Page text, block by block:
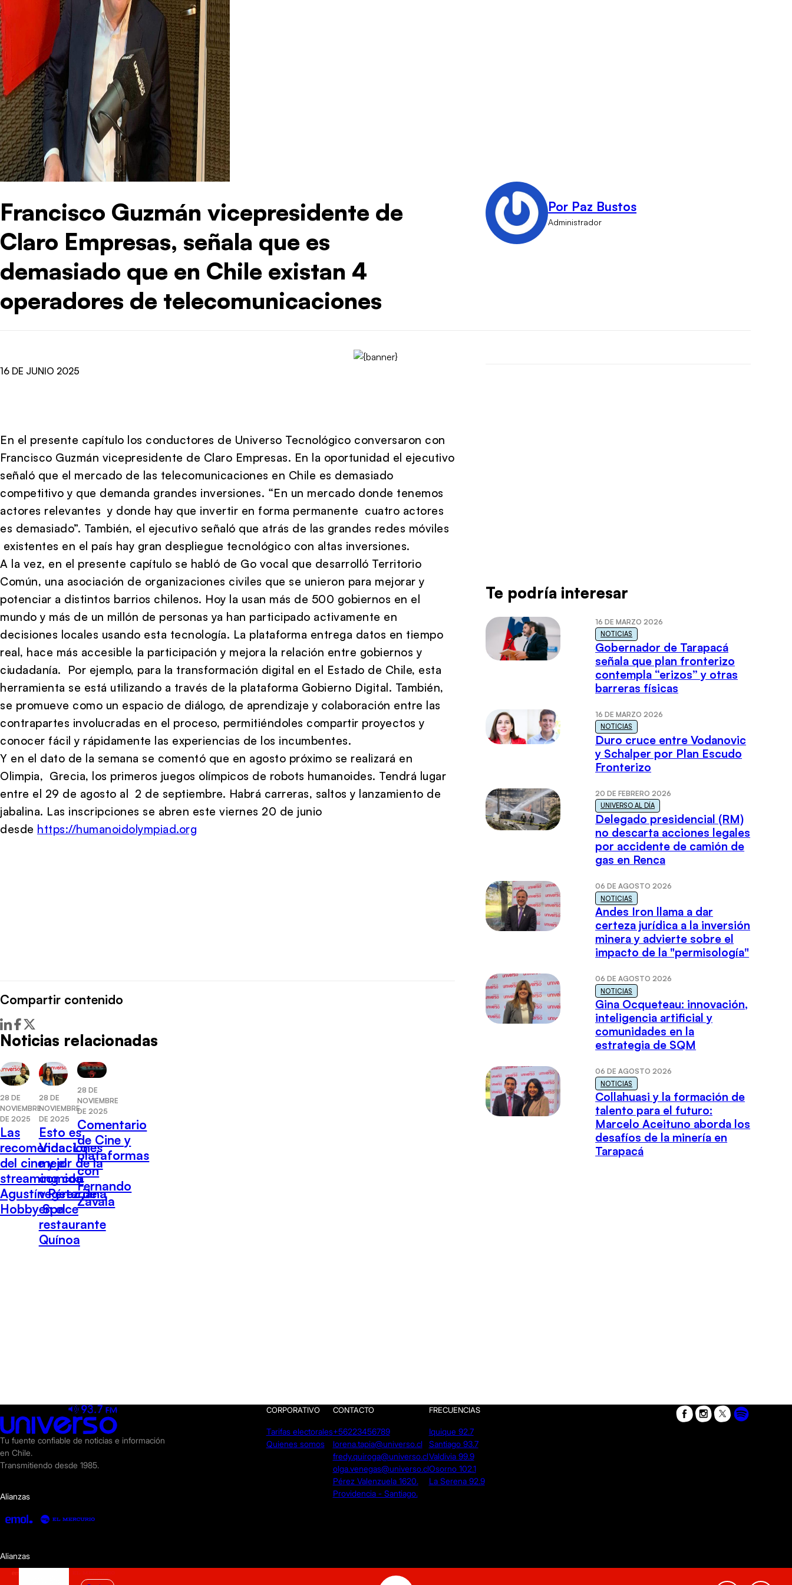
Francisco Guzmán vicepresidente de
Claro Empresas, señala que es
demasiado que en Chile existan 4
operadores de telecomunicaciones
Por Paz Bustos
Administrador
16 DE JUNIO 2025
En el presente capítulo los conductores de Universo Tecnológico conversaron con
Francisco Guzmán vicepresidente de Claro Empresas. En la oportunidad el ejecutivo
señaló que el mercado de las telecomunicaciones en Chile es demasiado
competitivo y que demanda grandes inversiones. “En un mercado donde tenemos
actores relevantes y donde hay que invertir en forma permanente cuatro actores
es demasiado”. También, el ejecutivo señaló que atrás de las grandes redes móviles
existentes en el país hay gran despliegue tecnológico con altas inversiones.
A la vez, en el presente capítulo se habló de Go vocal que desarrolló Territorio
Común, una asociación de organizaciones civiles que se unieron para mejorar y
potenciar a distintos barrios chilenos. Hoy la usan más de 500 gobiernos en el
mundo y más de un millón de personas ya han participado activamente en
decisiones locales usando esta tecnología. La plataforma entrega datos en tiempo
real, hace más accesible la participación y mejora la relación entre gobiernos y
ciudadanía. Por ejemplo, para la transformación digital en el Estado de Chile, esta
herramienta se está utilizando a través de la plataforma Gobierno Digital. También,
se promueve como un espacio de diálogo, de aprendizaje y colaboración entre las
contrapartes involucradas en el proceso, permitiéndoles compartir proyectos y
conocer fácil y rápidamente las experiencias de los incumbentes.
Y en el dato de la semana se comentó que en agosto próximo se realizará en
Olimpia, Grecia, los primeros juegos olímpicos de robots humanoides. Tendrá lugar
entre el 29 de agosto al 2 de septiembre. Habrá carreras, saltos y lanzamiento de
jabalina. Las inscripciones se abren este viernes 20 de junio
desde https://humanoidolympiad.org
Compartir contenido
Noticias relacionadas
28 DE
NOVIEMBRE
DE 2025
Las
recomendaciones
del cine y el
streaming con
Agustín Pérez de
Hobby Space
28 DE
NOVIEMBRE
DE 2025
Esto es
Vida: Lo
mejor de la
comida
vegetariana
en el
restaurante
Quínoa
28 DE
NOVIEMBRE
DE 2025
Comentario
de Cine y
plataformas
con
Fernando
Zavala
Te podría interesar
16 DE MARZO 2026
NOTICIAS
Gobernador de Tarapacá
señala que plan fronterizo
contempla “erizos” y otras
barreras físicas
16 DE MARZO 2026
NOTICIAS
Duro cruce entre Vodanovic
y Schalper por Plan Escudo
Fronterizo
20 DE FEBRERO 2026
UNIVERSO AL DÍA
Delegado presidencial (RM)
no descarta acciones legales
por accidente de camión de
gas en Renca
06 DE AGOSTO 2026
NOTICIAS
Andes Iron llama a dar
certeza jurídica a la inversión
minera y advierte sobre el
impacto de la "permisología"
06 DE AGOSTO 2026
NOTICIAS
Gina Ocqueteau: innovación,
inteligencia artificial y
comunidades en la
estrategia de SQM
06 DE AGOSTO 2026
NOTICIAS
Collahuasi y la formación de
talento para el futuro:
Marcelo Aceituno aborda los
desafíos de la minería en
Tarapacá
Tu fuente confiable de noticias e información
en Chile.
Transmitiendo desde 1985.
Alianzas
CORPORATIVO
Tarifas electorales
Quienes somos
CONTACTO
+56223456789
lorena.tapia@universo.cl
fredy.quiroga@universo.cl
olga.venegas@universo.cl
Pérez Valenzuela 1620.
Providencia - Santiago.
FRECUENCIAS
Iquique 92.7
Santiago 93.7
Valdivia 99.9
Osorno 102.1
La Serena 92.9
Alianzas